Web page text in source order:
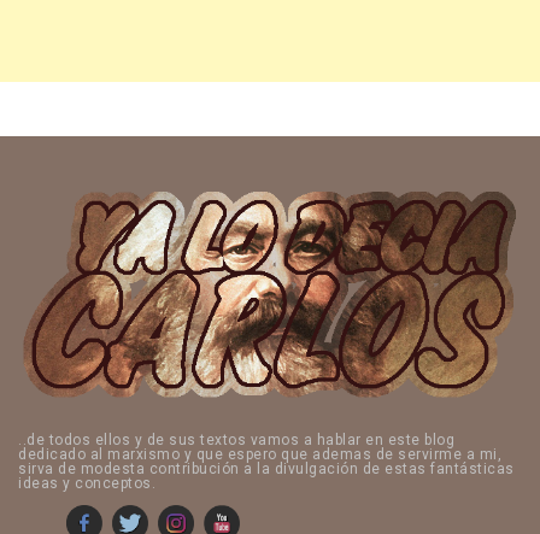
..de todos ellos y de sus textos vamos a hablar en este blog
dedicado al marxismo y que espero que ademas de servirme a mi,
sirva de modesta contribución a la divulgación de estas fantásticas
ideas y conceptos.